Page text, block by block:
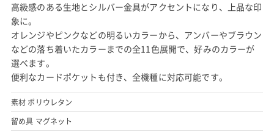
高級感のある生地とシルバー金具がアクセントになり、上品な印
象に。
オレンジやピンクなどの明るいカラーから、アンバーやブラウン
などの落ち着いたカラーまでの全11色展開で、好みのカラーが
選べます。
便利なカードポケットも付き、全機種に対応可能です。
素材 ポリウレタン
留め具 マグネット